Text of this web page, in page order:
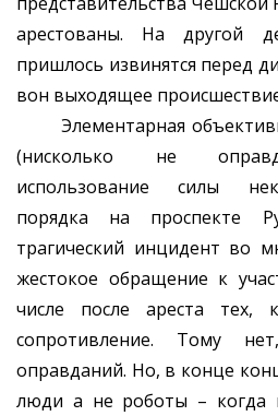
арестованы. На другой
пришлось извинятся перед
вон выходящее
Элементарная
(нисколько не
использование силы
порядка на проспекте
трагический инцидент во
жестокое обращение к
числе после ареста тех,
сопротивление. Тому
оправданий. Но, в конце
люди а не роботы – когда